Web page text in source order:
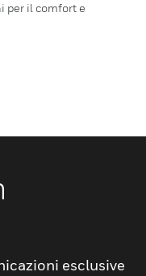
per il comfort e
esclusive